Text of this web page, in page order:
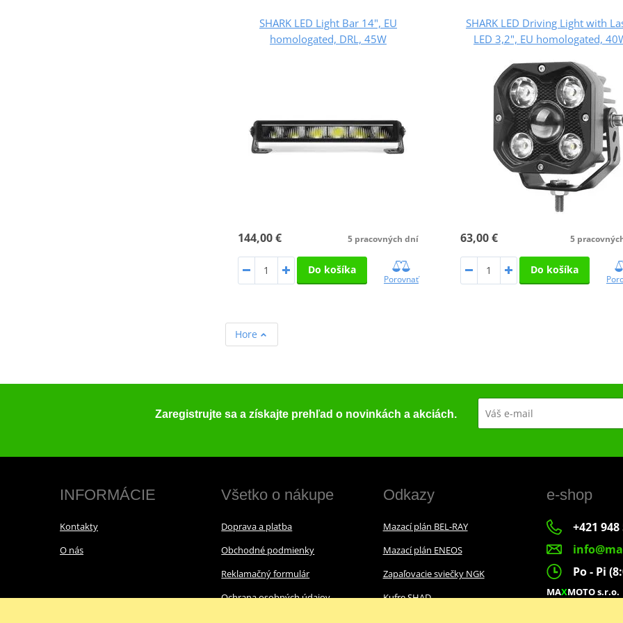
SHARK LED Light Bar 14", EU
homologated, DRL, 45W
144,00 € 5 pracovných dní
Do košíka
Porovnať
SHARK LED Driving Light with
LED 3,2", EU homologated,
63,00 € 5
Do košíka
Hore
Zaregistrujte sa a získajte prehľad o novinkách a akciách.
INFORMÁCIE
Kontakty
O nás
Všetko o nákupe
Doprava a platba
Obchodné podmienky
Reklamačný formulár
Ochrana osobných údajov
Odkazy
Mazací plán BEL-RAY
Mazací plán ENEOS
Zapaľovacie sviečky NGK
Kufre SHAD
e-shop
+421
Po - Pi
MAXMOTO s.r.o.